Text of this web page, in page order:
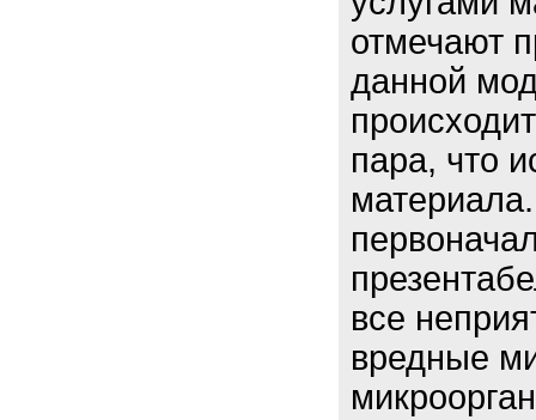
отмечают
данной
пара, что
все
вредные